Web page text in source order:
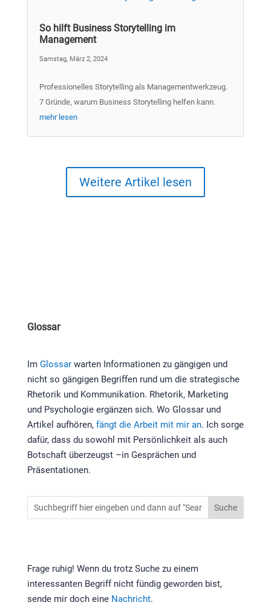
So hilft Business Storytelling im
Management
Samstag, März 2, 2024
Professionelles Storytelling als Managementwerkzeug.
7 Gründe, warum Business Storytelling helfen kann.
mehr lesen
Weitere Artikel lesen
Glossar
Im Glossarwarten Informationen zu gängigen und
nicht so gängigen Begriffen rund um die strategische
Rhetorik und Kommunikation. Rhetorik, Marketing
und Psychologie ergänzen sich. Wo Glossar und
Artikel aufhören, fängt die Arbeit mit mir an. Ich sorge
dafür, dass du sowohl mit Persönlichkeit als auch
Botschaft überzeugst –in Gesprächen und
Präsentationen.
Frage ruhig! Wenn du trotz Suche zu einem
interessanten Begriff nicht fündig geworden bist,
sende mir doch eine Nachricht.